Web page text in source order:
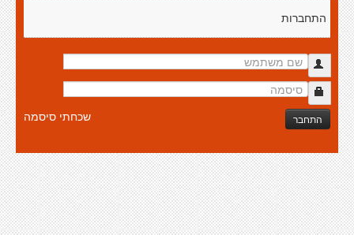
התחברות
התחבר שכחתי סיסמה